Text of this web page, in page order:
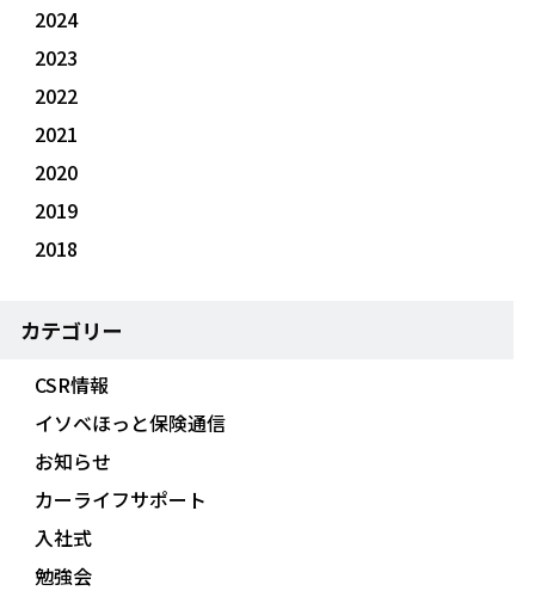
2024
2023
2022
2021
2020
2019
2018
カテゴリー
CSR情報
イソベほっと保険通信
お知らせ
カーライフサポート
入社式
勉強会